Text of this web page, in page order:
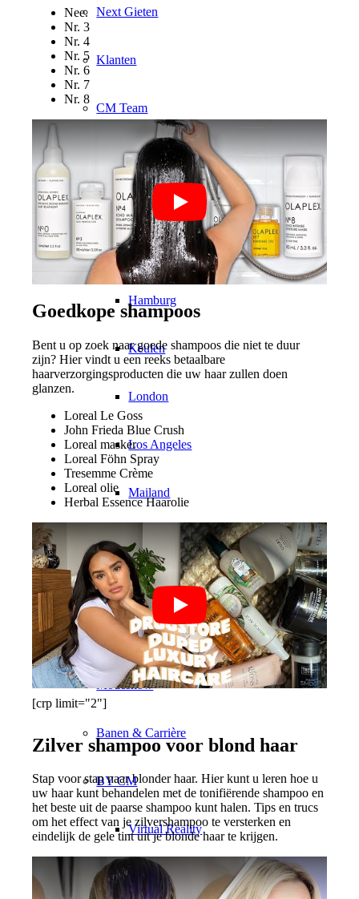
Next Gieten
Klanten
CM Team
Models In Town
Berlijn
Düsseldorf
Hamburg
Keulen
London
Los Angeles
Mailand
München
Nieuw York
Parijs
Modeshow
Banen & Carrière
BY CM
Virtual Reality
Beïnvloeder x CM
Nee.
Nr. 3
Nr. 4
Nr. 5
Nr. 6
Nr. 7
Nr. 8
Goedkope shampoos
Bent u op zoek naar goede shampoos die niet te duur
zijn? Hier vindt u een reeks betaalbare
haarverzorgingsproducten die uw haar zullen doen
glanzen.
Loreal Le Goss
John Frieda Blue Crush
Loreal masker
Loreal Föhn Spray
Tresemme Crème
Loreal olie
Herbal Essence Haarolie
[crp limit="2"]
Zilver shampoo voor blond haar
Stap voor stap naar blonder haar. Hier kunt u leren hoe u
uw haar kunt behandelen met de tonifiërende shampoo en
het beste uit de paarse shampoo kunt halen. Tips en trucs
om het effect van je zilvershampoo te versterken en
eindelijk de gele tint uit je blonde haar te krijgen.